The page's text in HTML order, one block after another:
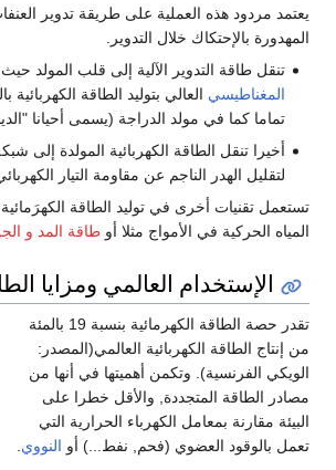
على طريقة تدوير العنفات، و مقدار الطاقة
إلى قلب المولد حيث تقوم مع المجال
الطاقة الكهربائية بالحث المغنطيسي,
(يسمى أحيانا "الدينامو") أو السيارة.
المولدة إلى شبكة التغذية بتوتر عال
مقاومة التيار الكهربائي في الأسلاك.
الطاقة الكهرَمائية ، كاستخدام طاقة
مثلا أو طاقة المد و الجزر.
ومزايا الطاقة الكهرَمائية
تقدر حصة الطاقة الكهرمائية بنسبة 19 بالمئة
العالمي(المصدر:
أهميتها في أنها من
والأقل خطرا على
الحرارية التي
نفط...) أوالنووي.